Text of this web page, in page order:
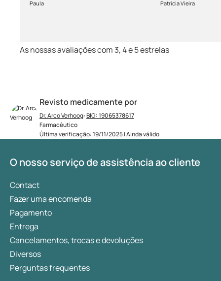
Revisto medicamente por
Dr. Arco Verhoog:BIG: 19065378617
Farmacêutico
Última verificação: 19/11/2025 | Ainda válido
Paula Patricia Vieira
As nossas avaliações com 3, 4 e 5 estrelas
O nosso serviço de assistência ao cliente
Contact
Fazer uma encomenda
Pagamento
Entrega
Cancelamentos, trocas e devoluções
Diversos
Perguntas frequentes